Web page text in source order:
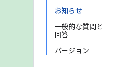
お知らせ
一般的な質問と
回答
バージョン